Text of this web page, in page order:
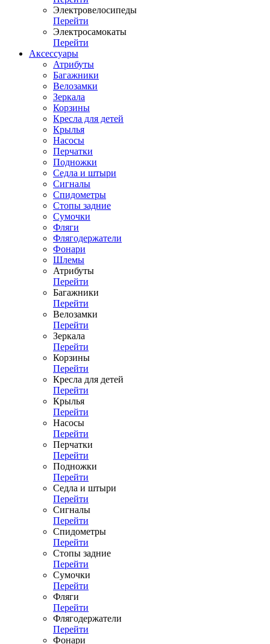
Электровелосипеды
Перейти
Электросамокаты
Перейти
Аксессуары
Атрибуты
Багажники
Велозамки
Зеркала
Корзины
Кресла для детей
Крылья
Насосы
Перчатки
Подножки
Седла и штыри
Сигналы
Спидометры
Стопы задние
Сумочки
Фляги
Флягодержатели
Фонари
Шлемы
Атрибуты
Перейти
Багажники
Перейти
Велозамки
Перейти
Зеркала
Перейти
Корзины
Перейти
Кресла для детей
Перейти
Крылья
Перейти
Насосы
Перейти
Перчатки
Перейти
Подножки
Перейти
Седла и штыри
Перейти
Сигналы
Перейти
Спидометры
Перейти
Стопы задние
Перейти
Сумочки
Перейти
Фляги
Перейти
Флягодержатели
Перейти
Фонари